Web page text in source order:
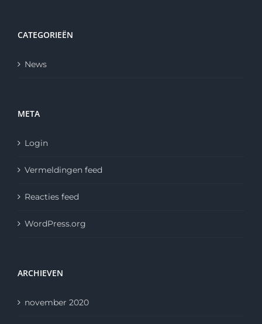
CATEGORIEËN
News
META
Login
Vermeldingen feed
Reacties feed
WordPress.org
ARCHIEVEN
november 2020